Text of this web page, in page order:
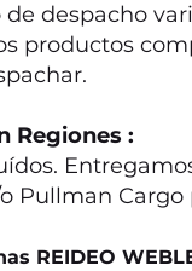
de despacho
productos
Regiones :
Pullman Cargo
REIDEO